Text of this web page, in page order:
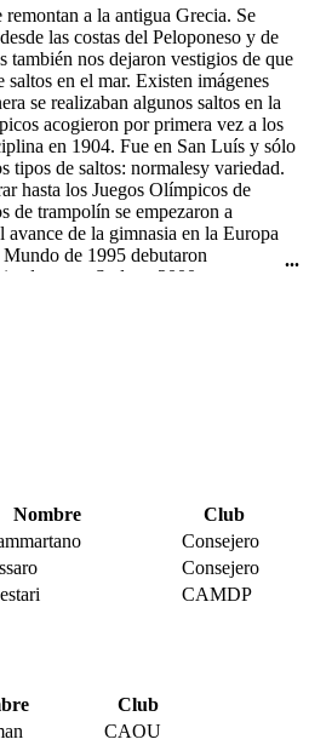
para Feria Mundial en
lo anunció como "natación
mención a este término, aunque
"rhythmic swimming" (natación
A Source Book of
Pageantry (Minneapolis:
A pesar de esto, fue en Estados
mayor importancia y
de Esther Williams, famosa actriz de
le atribuye ser la gran impulsora de
famoso en sus películas de los años
llegar a todo el mundo. La
en 1984.
remontan a la antigua Grecia. Se
las costas del Peloponeso y de
también nos dejaron vestigios de que
saltos en el mar. Existen imágenes
se realizaban algunos saltos en la
acogieron por primera vez a los
en 1904. Fue en San Luís y sólo
tipos de saltos: normalesy variedad.
hasta los Juegos Olímpicos de
de trampolín se empezaron a
avance de la gimnasia en la Europa
de 1995 debutaron
y en Sydney 2000 se
Nombre
Club
Consejero
Consejero
CAMDP
Club
CAOU